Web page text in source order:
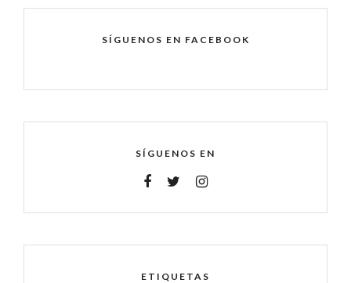
SÍGUENOS EN FACEBOOK
SÍGUENOS EN
ETIQUETAS